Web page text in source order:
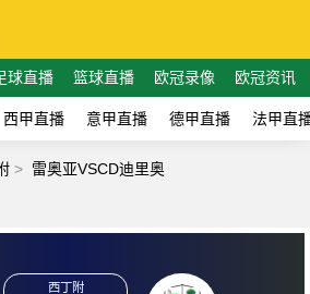
球直播 篮球直播 欧冠录像 欧冠资讯
西甲直播 意甲直播 德甲直播 法甲直
> 雷奥亚VSCD迪里奥